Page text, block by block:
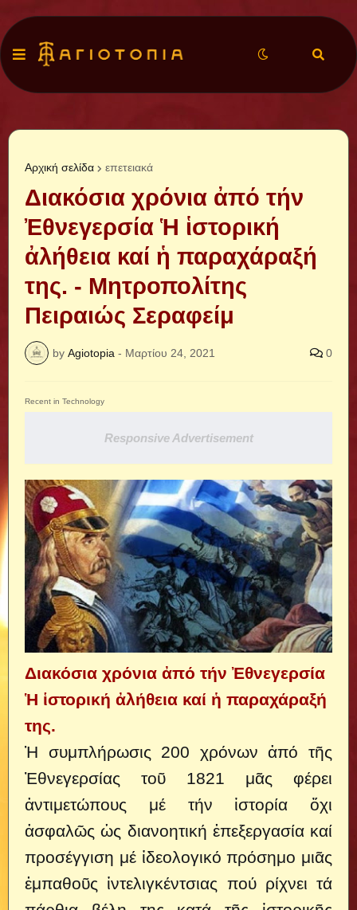
Αρχική σελίδα επετειακά
Διακόσια χρόνια ἀπό τήν
Ἐθνεγερσία Ἡ ἱστορική
ἀλήθεια καί ἡ παραχάραξή
της. - Μητροπολίτης
Πειραιώς Σεραφείμ
by Agiotopia - Μαρτίου 24, 2021 0
Recent in Technology
Responsive Advertisement
Διακόσια χρόνια ἀπό τήν Ἐθνεγερσία
Ἡ ἱστορική ἀλήθεια καί ἡ παραχάραξή
της.
Ἡ συμπλήρωσις 200 χρόνων ἀπό τῆς
Ἐθνεγερσίας τοῦ 1821 μᾶς φέρει
ἀντιμετώπους μέ τήν ἱστορία ὄχι
ἀσφαλῶς ὡς διανοητική ἐπεξεργασία καί
προσέγγιση μέ ἰδεολογικό πρόσημο μιᾶς
ἐμπαθοῦς ἰντελιγκέντσιας πού ρίχνει τά